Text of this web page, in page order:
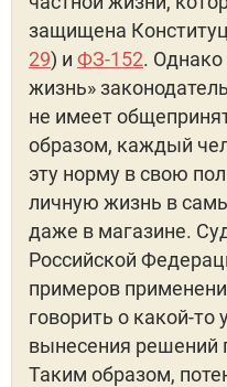
защищена
29) и ФЗ-152. Однако
жизнь»
не имеет
образом, каждый
эту норму в свою
личную жизнь в
даже в магазине.
Российской
примеров
говорить о какой-то
вынесения решений
Таким образом,